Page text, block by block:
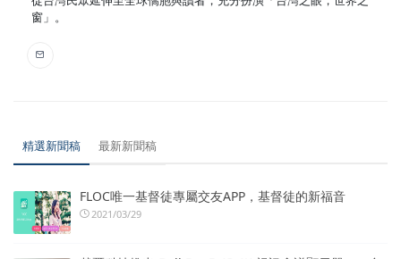
窗」。
精選新聞稿 最新新聞稿
FLOC唯一基督徒專屬交友APP，基督徒的新福音
2021/03/29